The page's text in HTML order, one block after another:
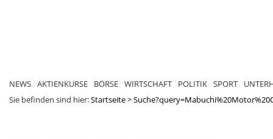
NEWS AKTIENKURSE BÖRSE WIRTSCHAFT POLITIK SPORT
Sie befinden sind hier:Startseite>